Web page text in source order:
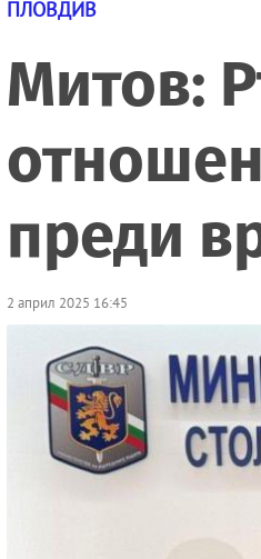
ПЛОВДИВ
Митов:
преди
2 април 2025 16:45